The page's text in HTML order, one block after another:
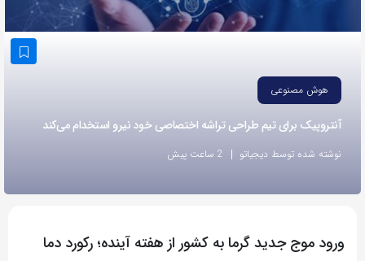
اشتراک
لینک
هوش مصنوعی
آنتروپیک برای تیم طراحی تراشه اختصاصی خود نیرو استخدام می‌کند
نوشته شده توسط دیجیاتو 2 ساعت پیش
ورود موج جدید گرما به کشور از هفته آینده؛ رکورد دما